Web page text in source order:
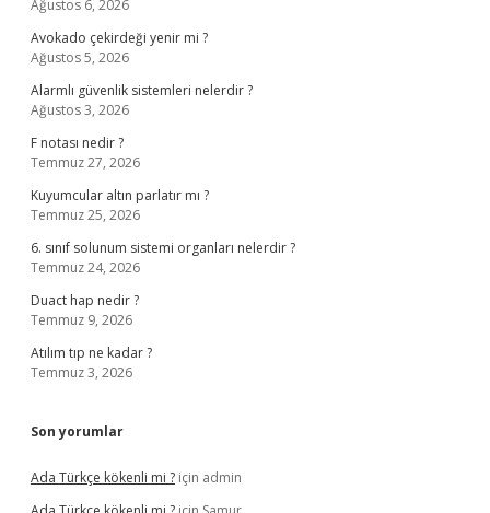
Ağustos 6, 2026
Avokado çekirdeği yenir mi ?
Ağustos 5, 2026
Alarmlı güvenlik sistemleri nelerdir ?
Ağustos 3, 2026
F notası nedir ?
Temmuz 27, 2026
Kuyumcular altın parlatır mı ?
Temmuz 25, 2026
6. sınıf solunum sistemi organları nelerdir ?
Temmuz 24, 2026
Duact hap nedir ?
Temmuz 9, 2026
Atılım tıp ne kadar ?
Temmuz 3, 2026
Son yorumlar
Ada Türkçe kökenli mi ? için admin